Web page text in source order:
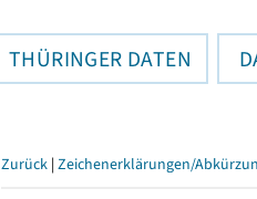
THÜRINGER DATEN
Zurück | Zeichenerklärungen/